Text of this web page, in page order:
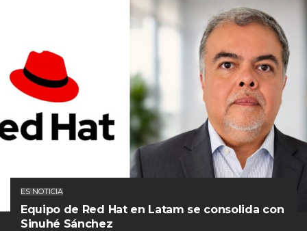
ES NOTICIA
Equipo de Red Hat en Latam se consolida con
Sinuhé Sánchez